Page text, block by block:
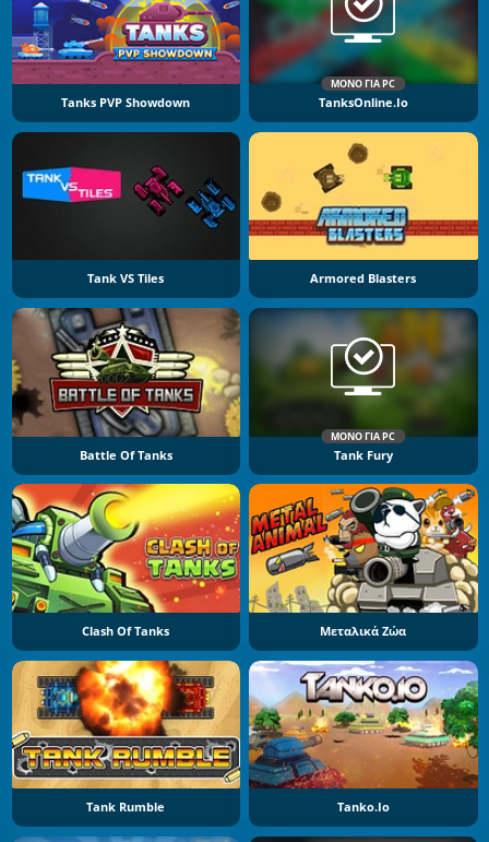
Tanks PVP Showdown
ΜΌΝΟ ΓΙΑ PC
TanksOnline.io
Tank VS Tiles Armored Blasters
Battle Of Tanks
ΜΌΝΟ ΓΙΑ PC
Tank Fury
Clash Of Tanks Μεταλικά Ζώα
Tank Rumble Tanko.io